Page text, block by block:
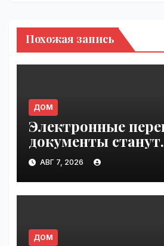
Похожая запись
ДОМ
Электронные
документы станут
обязательными с
2026 года: готов
переходу |
АВГ 7, 2026
ДОМ